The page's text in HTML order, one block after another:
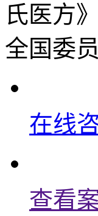
氏医方
全国委
在线
查看